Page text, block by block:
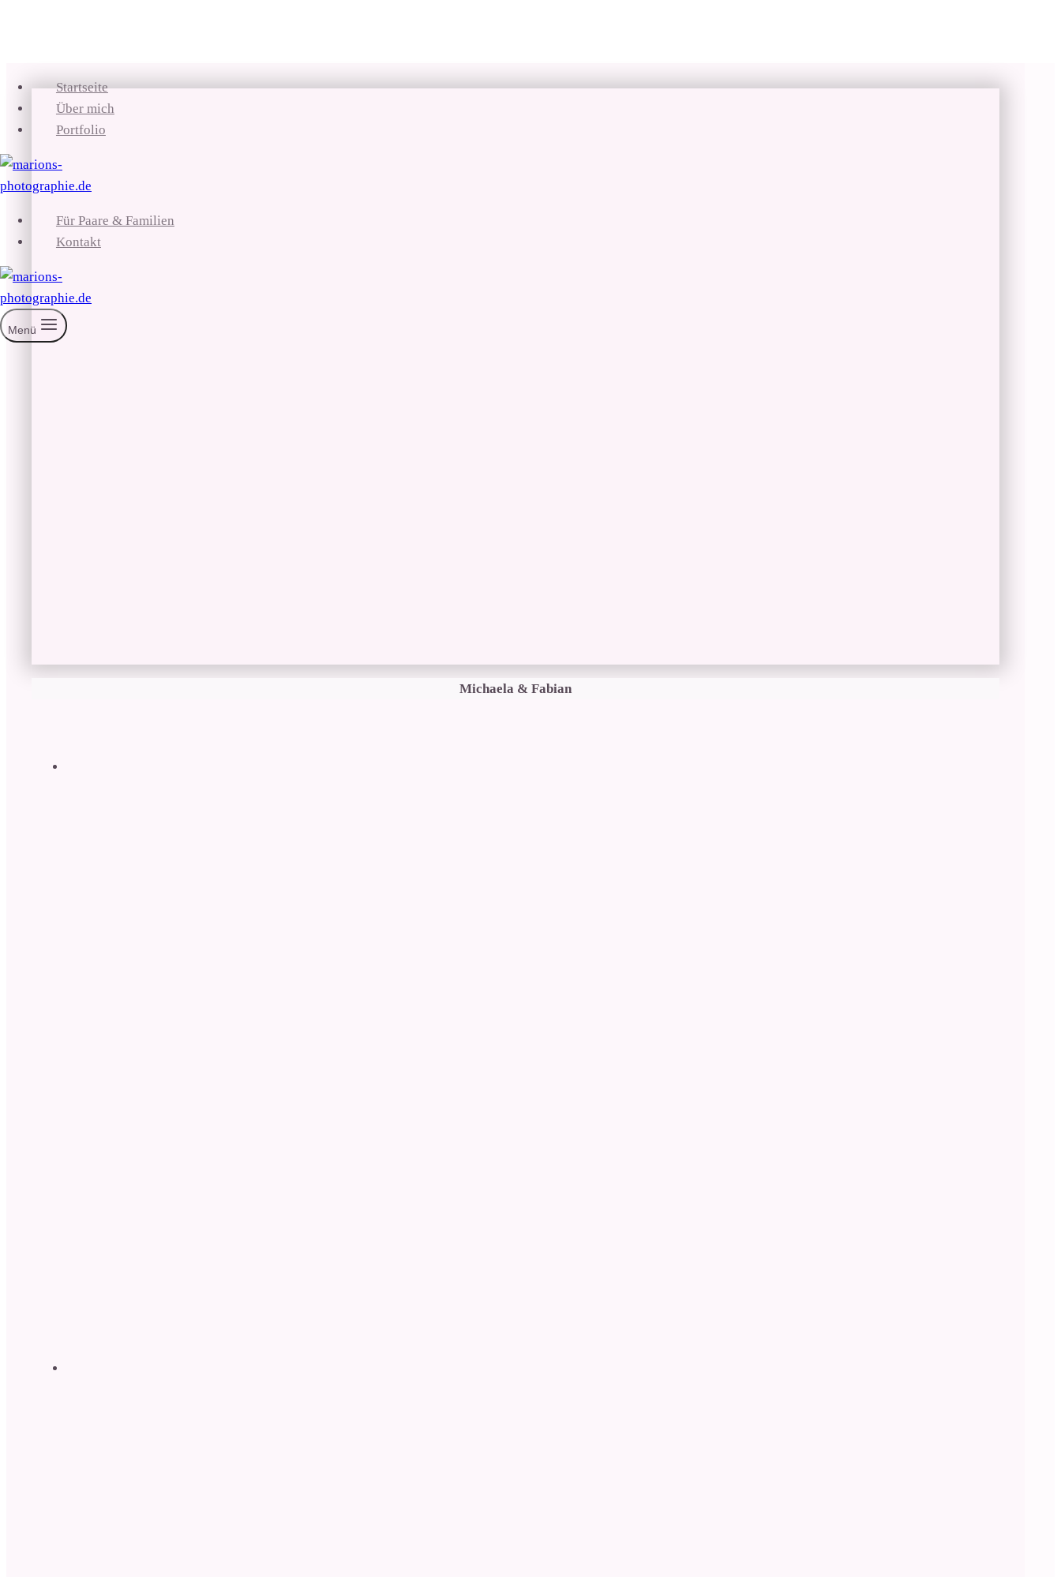
Inhalt
springen
Startseite
Über mich
Portfolio
Für Paare & Familien
Kontakt
Menü
Michaela & Fabian